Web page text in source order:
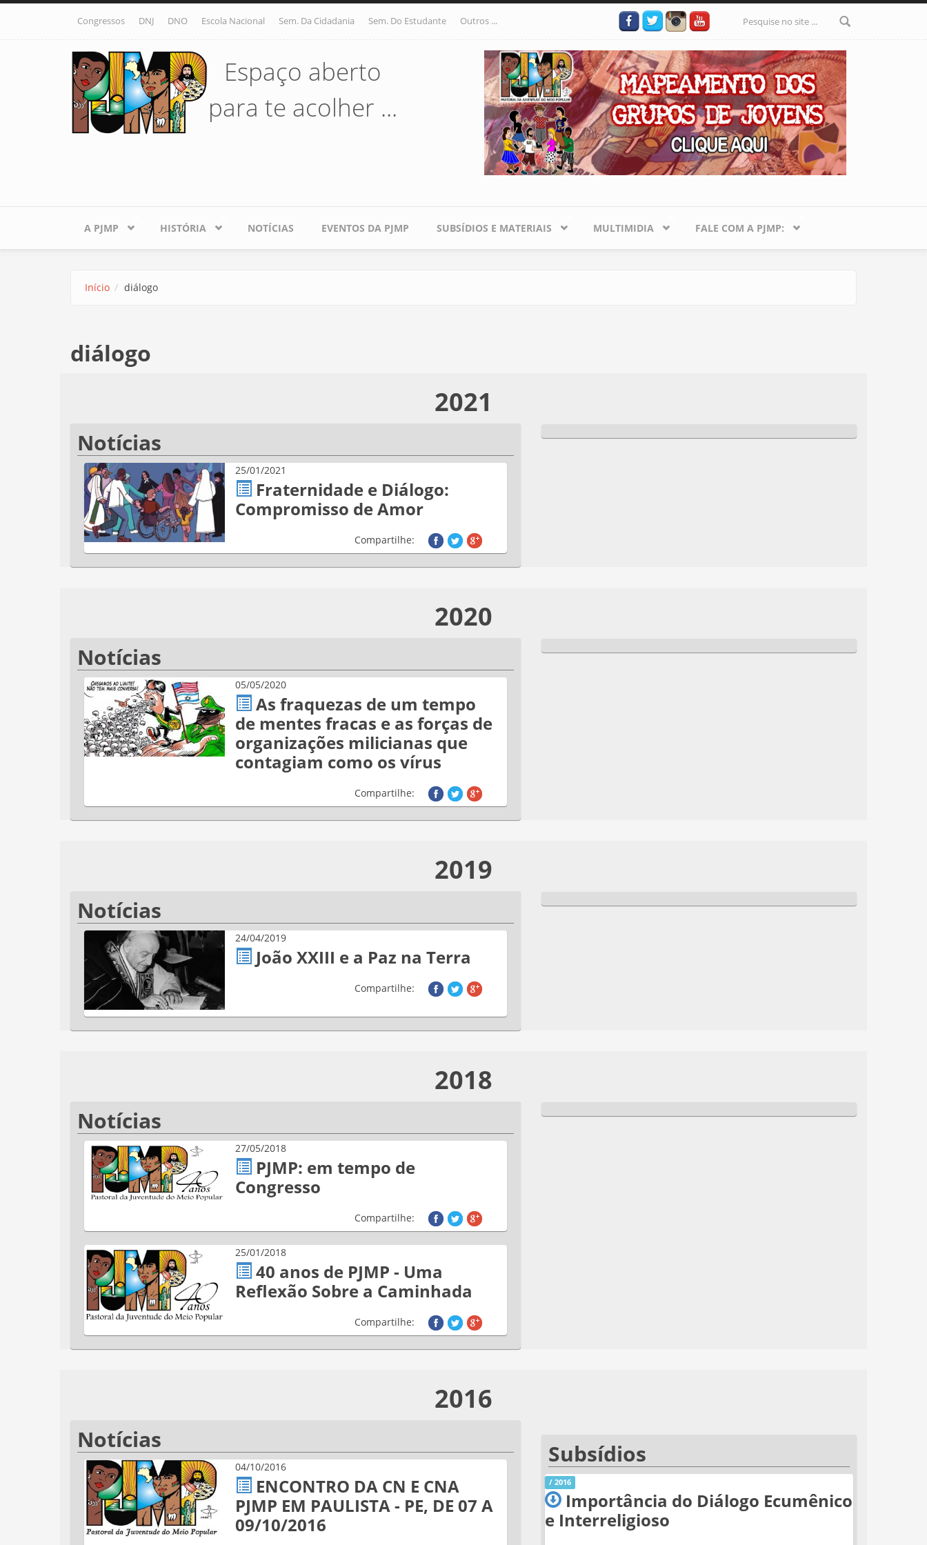
Pular para o conteúdo principal
Congressos DNJ DNO Escola Nacional Sem. Da Cidadania Sem. Do Estudante Outros ...
Formulário
de busca
Espaço aberto
para te acolher ...
A PJMP HISTÓRIA NOTÍCIAS EVENTOS DA PJMP SUBSÍDIOS E MATERIAIS MULTIMIDIA FALE COM A PJMP:
Início diálogo
diálogo
2021
Notícias
25/01/2021
Fraternidade e Diálogo:
Compromisso de Amor
Compartilhe:
2020
Notícias
05/05/2020
As fraquezas de um tempo
de mentes fracas e as forças de
organizações milicianas que
contagiam como os vírus
Compartilhe:
2019
Notícias
24/04/2019
João XXIII e a Paz na Terra
Compartilhe:
2018
Notícias
27/05/2018
PJMP: em tempo de
Congresso
Compartilhe:
25/01/2018
40 anos de PJMP - Uma
Reflexão Sobre a Caminhada
Compartilhe:
2016
Notícias
04/10/2016
ENCONTRO DA CN E CNA
PJMP EM PAULISTA - PE, DE 07 A
09/10/2016
Subsídios
/ 2016
Importância do Diálogo Ecumênico
e Interreligioso